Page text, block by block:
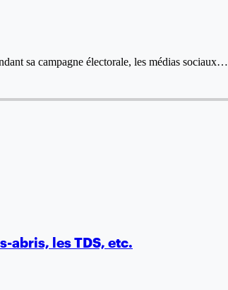
sa campagne électorale, les médias sociaux…
abris, les TDS, etc.